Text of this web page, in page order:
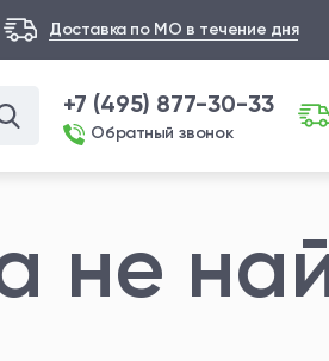
Доставка по МО в течение дня
+7 (495) 877-30-33
Обратный звонок
не